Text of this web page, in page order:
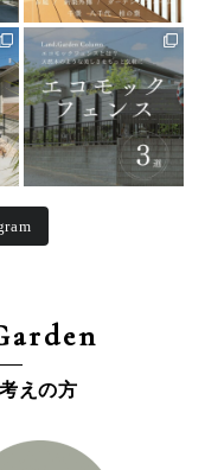
land_garden
16 0
えの方